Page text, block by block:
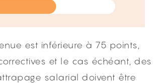
est inférieure à 75 points,
et le cas échéant, des
salarial doivent être